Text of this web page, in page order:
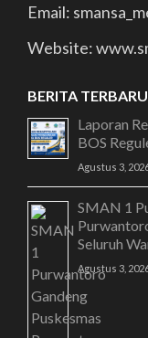
Email:
Website:
BERITA TERBARU
Laporan
BOS
Agustus 3,
SMAN 1
Seluruh
Agustus 3,